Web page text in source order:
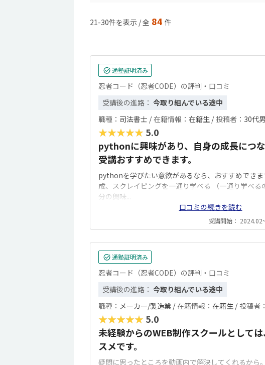
21-30件を表示 / 全 84 件
通塾証明済み
忍者コード（忍者CODE）の評判・口コミ
受講後の進路： 今取り組んでいる途中
職種： 司法書士 / 在籍情報： 在籍生 / 投稿者： 30代
★★★★★ 5.0
pythonに興味があり、自身の成長につな
受講おすすめできます。
pythonを学びたい意欲があるなら、おすすめできま
成、スクレイピングを一通り学べる （一通り学べる
分の興味...
口コミの続きを読む
受講開始：
通塾証明済み
忍者コード（忍者CODE）の評判・口コミ
受講後の進路： 今取り組んでいる途中
職種： メーカー/製造業 / 在籍情報： 在籍生 / 投稿者：
★★★★★ 5.0
未経験からのWEB制作スクールとして
スメです。
疑問に思ったところを動画内で解決してくれるから